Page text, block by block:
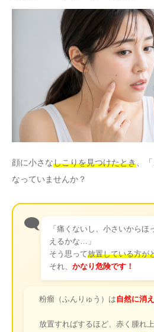
顔に小さなしこりを見つけたとき 、
なっていませんか？
🗨️
「痛くないし、小さいからほ
えるかな…」
そう思って放置している方が
それ、 かなり危険です！
粉瘤（ふんりゅう）は 自然に消
放置すればするほど、赤く腫れ
アクセス
採用情報
その他
English